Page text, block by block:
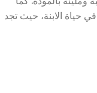
حياة الابنة، حيث تجد